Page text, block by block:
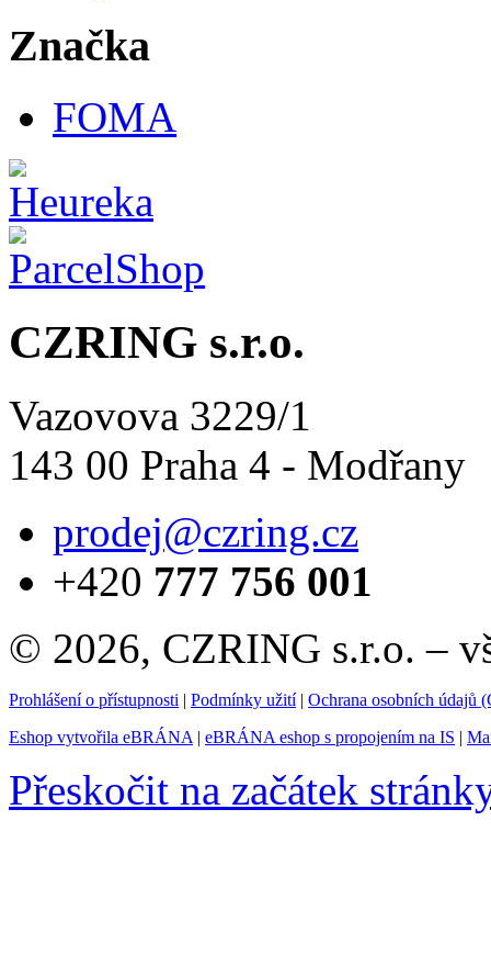
Značka
FOMA
CZRING s.r.o.
Vazovova 3229/1
143 00 Praha 4 - Modřany
prodej@czring.cz
+420 777 756 001
© 2026, CZRING s.r.o. –
Prohlášení o přístupnosti | Podmínky užití| Ochrana osobních údajů
Eshop vytvořila eBRÁNA | eBRÁNA eshop s propojením na IS |
Přeskočit na začátek